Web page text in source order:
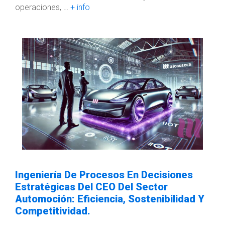
operaciones, … + info
Ingeniería De Procesos En Decisiones
Estratégicas Del CEO Del Sector
Automoción: Eficiencia, Sostenibilidad Y
Competitividad.